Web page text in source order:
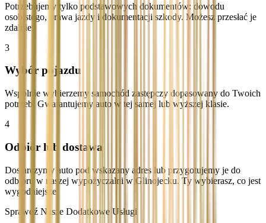
Potrzebujemy tylko podstawowych dokumentów: dowodu
osobistego, prawa jazdy i dokumentacji szkody. Możesz przesłać je
zdalnie.
3
Wybór pojazdu
Wspólnie wybierzemy samochód zastępczy dopasowany do Twoich
potrzeb. Gwarantujemy auto w tej samej lub wyższej klasie.
4
Odbiór lub dostawa
Dostarczymy auto pod wskazany adres lub przygotujemy je do
odbioru w naszej wypożyczalni w Glinojecku. Ty wybierasz, co jest
wygodniejsze.
Sprawdź Nasze Dodatkowe Usługi